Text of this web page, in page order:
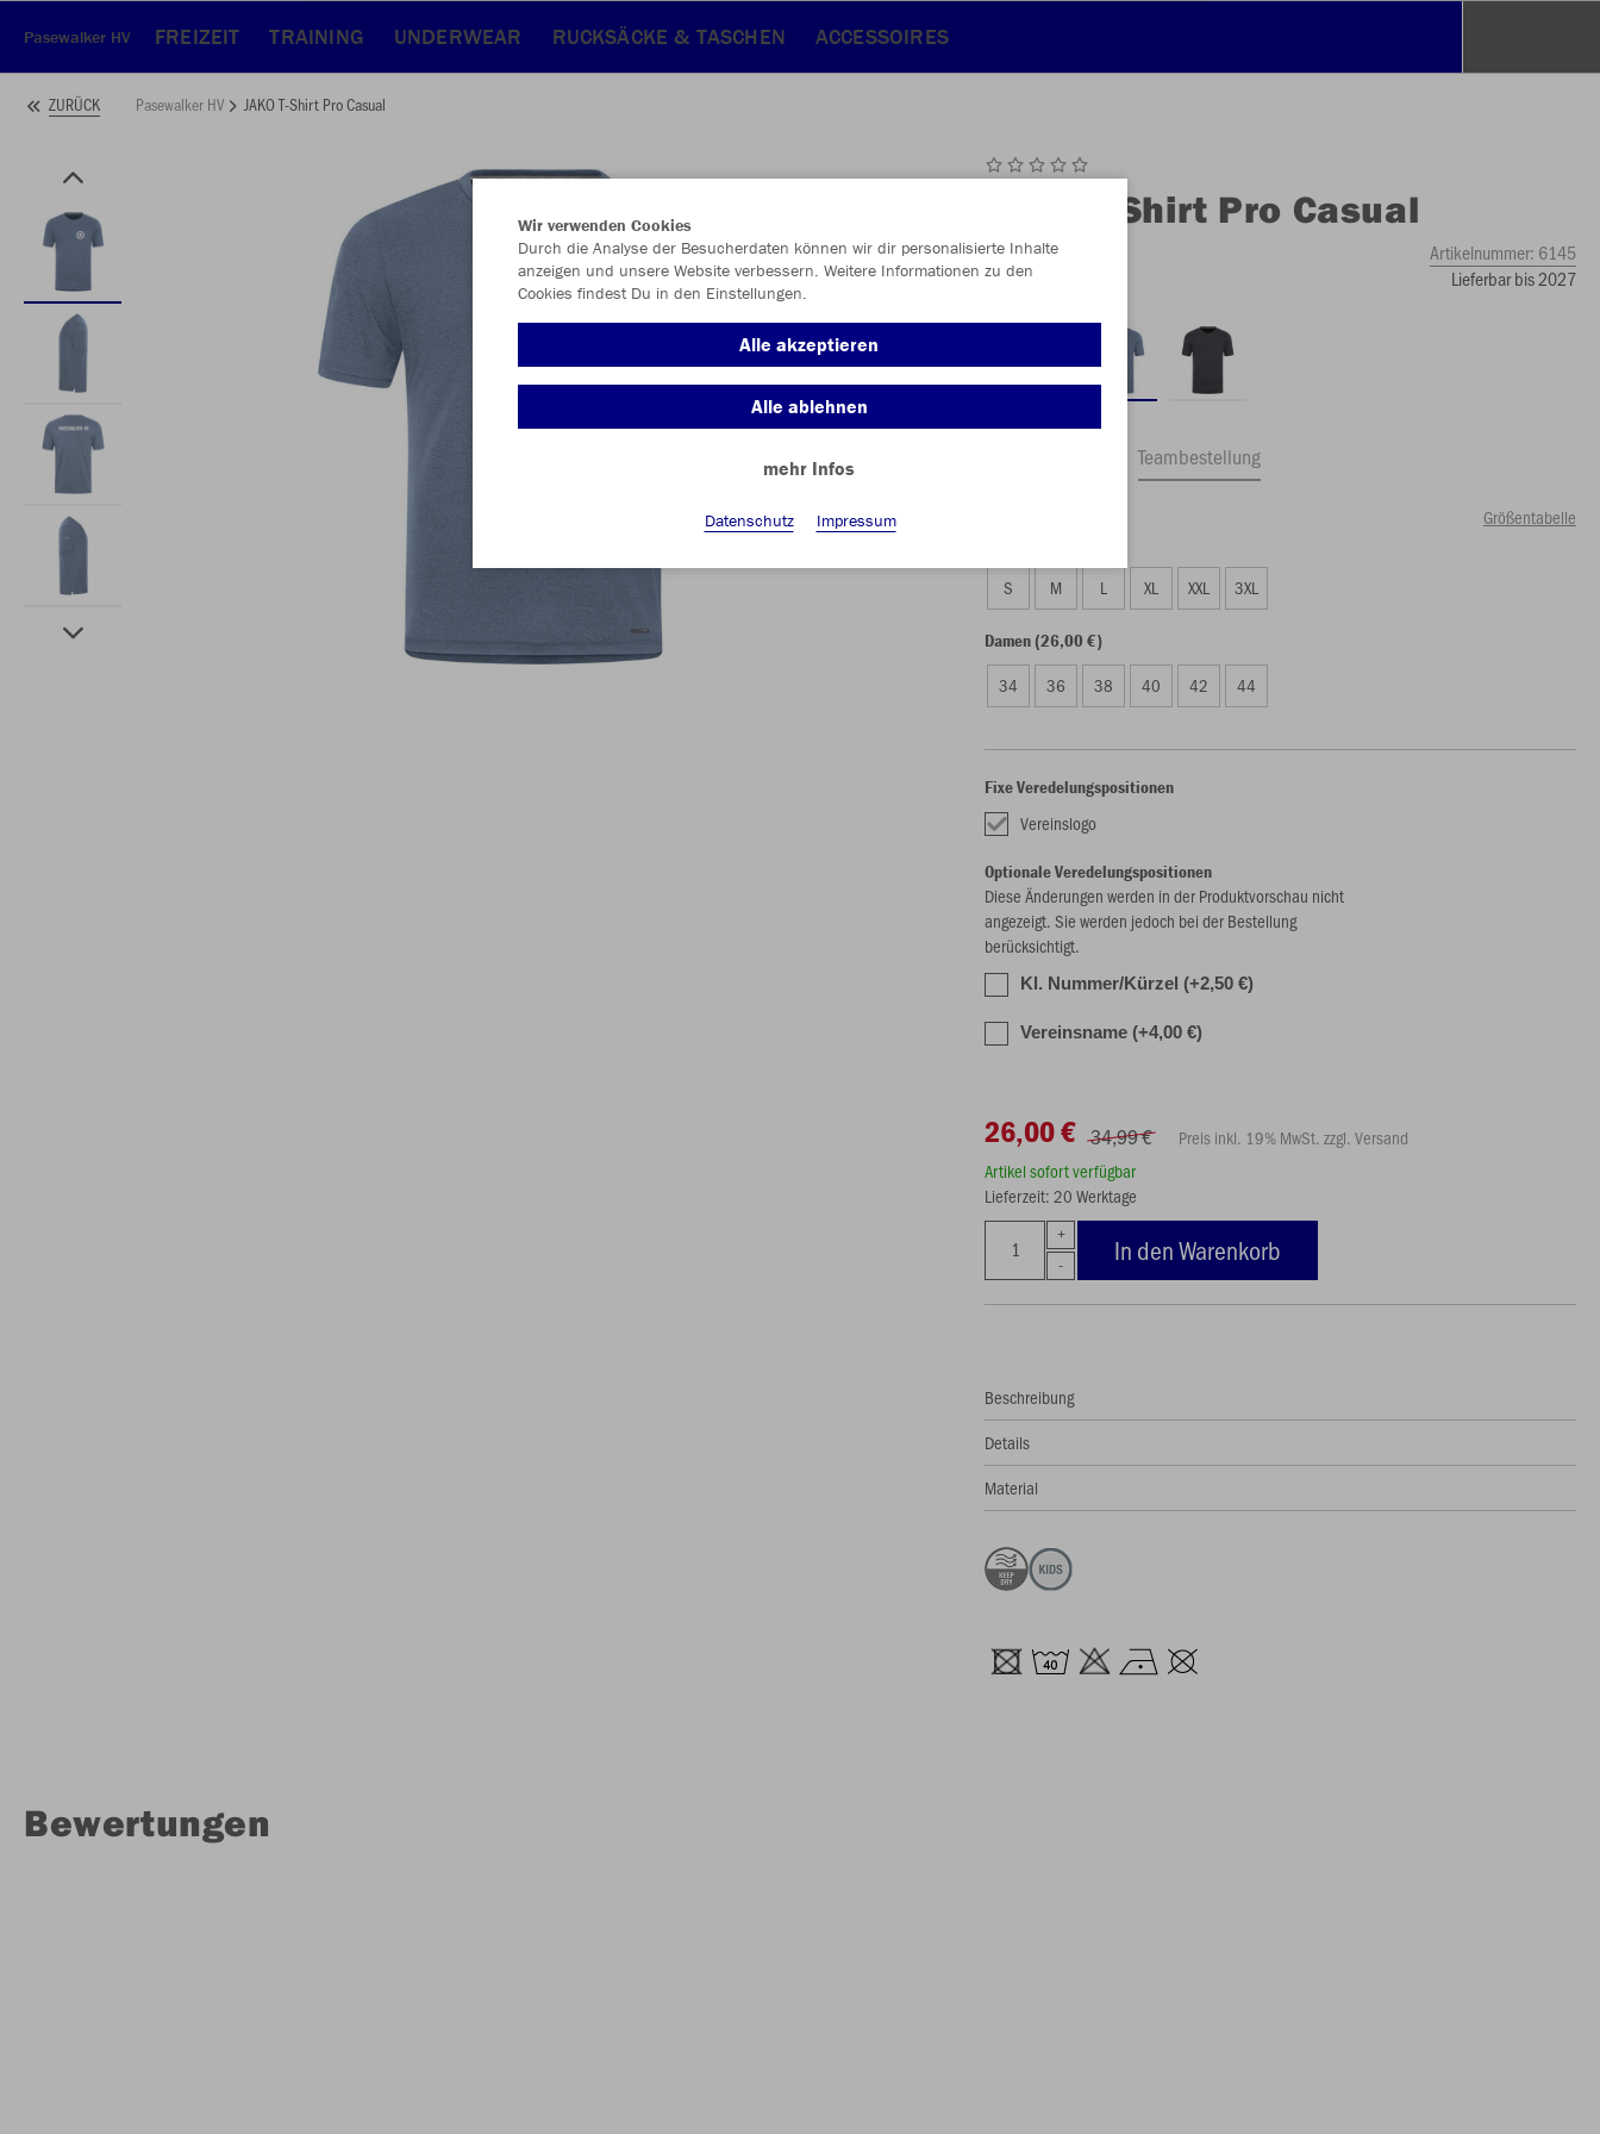
Pasewalker HV FREIZEIT TRAINING UNDERWEAR RUCKSÄCKE & TASCHEN ACCESSOIRES
ZURÜCK Pasewalker HV JAKO T-Shirt Pro Casual
T-Shirt Pro Casual
smokey blue Artikelnummer: 6145
Lieferbar bis 2027
Teambestellung
Größentabelle
S M L XL XXL 3XL
Damen (26,00 €)
34 36 38 40 42 44
Fixe Veredelungspositionen
Vereinslogo
Optionale Veredelungspositionen
Diese Änderungen werden in der Produktvorschau nicht
angezeigt. Sie werden jedoch bei der Bestellung
berücksichtigt.
Kl. Nummer/Kürzel (+2,50 €)
Vereinsname (+4,00 €)
26,00 € 34,99 €
Preis inkl. 19% MwSt. zzgl. Versand
Artikel sofort verfügbar
Lieferzeit: 20 Werktage
In den Warenkorb
Beschreibung
Details
Material
Bewertungen
Wir verwenden Cookies
Durch die Analyse der Besucherdaten können wir dir personalisierte Inhalte
anzeigen und unsere Website verbessern. Weitere Informationen zu den
Cookies findest Du in den Einstellungen.
Alle akzeptieren
Alle ablehnen
mehr Infos
Datenschutz Impressum